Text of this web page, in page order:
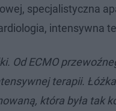
specjalistyczna
intensywna
Od ECMO
terapii.
która była tak